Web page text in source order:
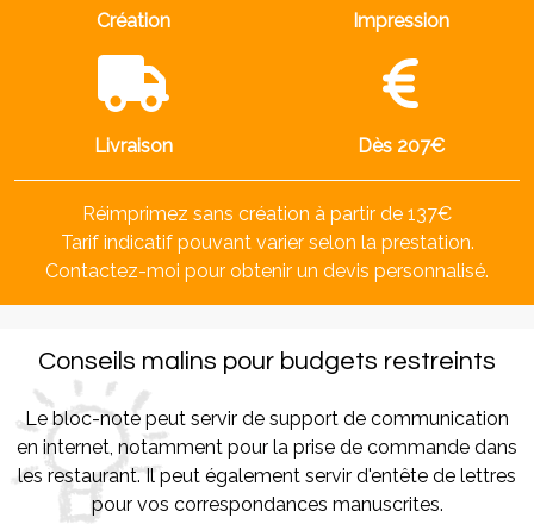
Création Impression
Livraison Dès 207€
Réimprimez sans création à partir de 137€
Tarif indicatif pouvant varier selon la prestation.
Contactez-moi pour obtenir un devis personnalisé.
Conseils malins pour budgets restreints
Le bloc-note peut servir de support de communication
en internet, notamment pour la prise de commande dans
les restaurant. Il peut également servir d'entête de lettres
pour vos correspondances manuscrites.